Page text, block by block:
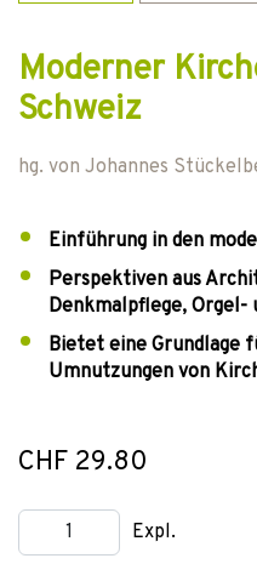
Moderner
Schweiz
hg. von Johannes
Einführung in den
Perspektiven aus
Denkmalpflege, Orgel-
Bietet eine Grundlage
Umnutzungen von
CHF 29.80
Expl.